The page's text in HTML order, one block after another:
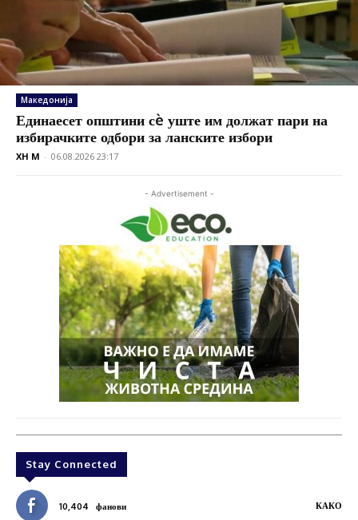
Македонија
Единаесет општини сè уште им должат пари на
избирачките одбори за ланските избори
XH M - 06.08.2026 23:17
- Advertisement -
Stay Connected
10,404 фанови КАКО